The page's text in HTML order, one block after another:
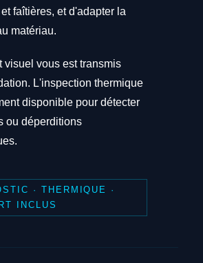
faîtières, et d'adapter la
matériau.
visuel vous est transmis
L'inspection thermique
disponible pour détecter
ou déperditions
· THERMIQUE ·
INCLUS